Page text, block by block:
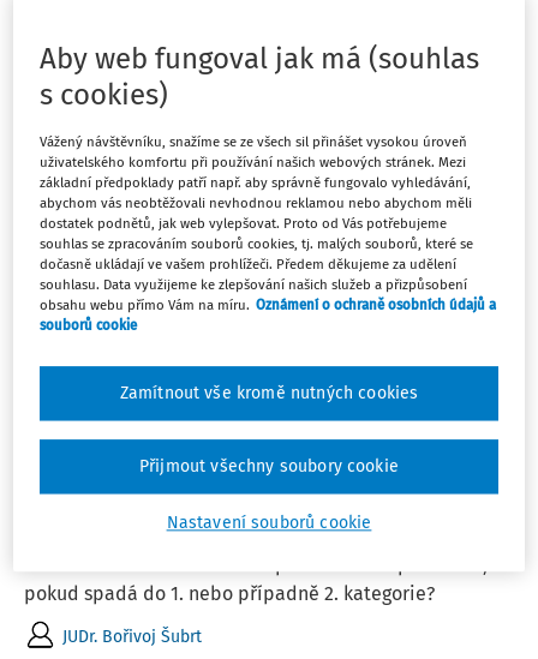
Vydáno : 9. 6. 2023 1 minuta čtení
Náhrady home office a náhrady za údržbu
pracovního oděvu
Zaměstnavatel začal vyplácet náhrady za home office, a
náhrady za údržbu pracovního oděvu. Budou tyto
náhrady ve mzdě podléhat exekuci a insolvenci? Děkuji
JUDr. Bořivoj Šubrt
Vydáno:12. 2. 2023 1 minuta čtení
EXPERTNÍ ODPOVĚDI
Vstupní lékařská prohlídka - 1. nebo 2.
kategorie
Má zaměstnavatel od 1. ledna 2023 povinnost vyslat
pokud spadá do 1. nebo případně 2. kategorie?
JUDr. Bořivoj Šubrt
Aby web fungoval jak má (souhlas
s cookies)
Vážený návštěvníku, snažíme se ze všech sil přinášet vysokou úroveň
uživatelského komfortu při používání našich webových stránek. Mezi
základní předpoklady patří např. aby správně fungovalo vyhledávání,
abychom vás neobtěžovali nevhodnou reklamou nebo abychom měli
dostatek podnětů, jak web vylepšovat. Proto od Vás potřebujeme
souhlas se zpracováním souborů cookies, tj. malých souborů, které se
dočasně ukládají ve vašem prohlížeči. Předem děkujeme za udělení
souhlasu. Data využijeme ke zlepšování našich služeb a přizpůsobení
obsahu webu přímo Vám na míru. Oznámení o ochraně osobních údajů a
souborů cookie
Nastavení souborů cookie
Zamítnout vše kromě nutných cookies
Přijmout všechny soubory cookie